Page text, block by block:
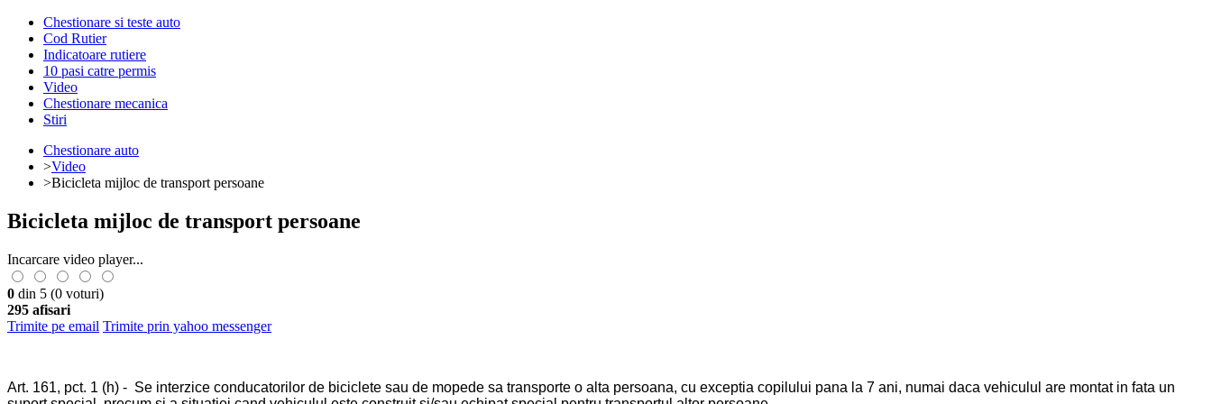
Chestionare si teste auto
Cod Rutier
Indicatoare rutiere
10 pasi catre permis
Video
Chestionare mecanica
Stiri
Chestionare auto
>Video
>Bicicleta mijloc de transport persoane
Bicicleta mijloc de transport persoane
Incarcare video player...
0 din 5 (0 voturi)
295 afisari
Trimite pe email Trimite prin yahoo messenger
Art. 161, pct. 1 (h) - Se interzice conducatorilor de biciclete sau de mopede sa transporte o alta persoana, cu exceptia copilului pana la 7 ani, numai daca vehiculul are montat in fata un